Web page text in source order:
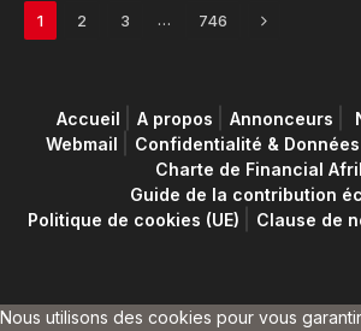
1 2 3 … 746 Next
Accueil A propos Annonceurs
Webmail
Confidentialité &
Charte de Financial
Guide de la contribution
Politique de cookies (UE)
Clause de
Nous utilisons des cookies pour vous